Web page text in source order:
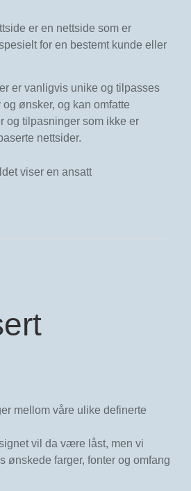
er en nettside som er
for en bestemt kunde eller
er vanligvis unike og tilpasses
ønsker, og kan omfatte
og tilpasninger som ikke er
nettsider.
mellom våre ulike definerte
vil da være låst, men vi
ønskede farger, fonter og omfang